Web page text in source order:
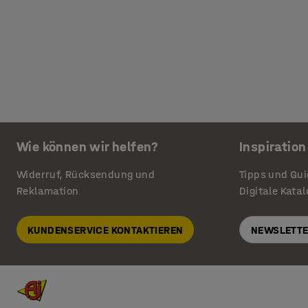
Wie können wir helfen?
Widerruf, Rücksendung und
Reklamation
KUNDENSERVICE KONTAKTIEREN
Inspiration
Tipps und
Digitale